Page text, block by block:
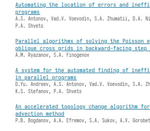
Automating the location of errors and
programs
A.S. Antonov, Vad.V. Voevodin, S.A. Zhumatii, D.A.
P.A. Shvets
Parallel algorithms of solving the Poisson
oblique cross grids in backward-facing step
A.M. Ryazanov, S.A. Finogenov
A system for the automated finding of
in parallel programs
D.Yu. Andreev, A.S. Antonov, Vad.V. Voevodin, S.A.
K.S. Stefanov, P.A. Shvets
An accelerated topology change algorithm
advection method
P.B. Bogdanov, A.A. Efremov, S.A. Sukov, A.V.